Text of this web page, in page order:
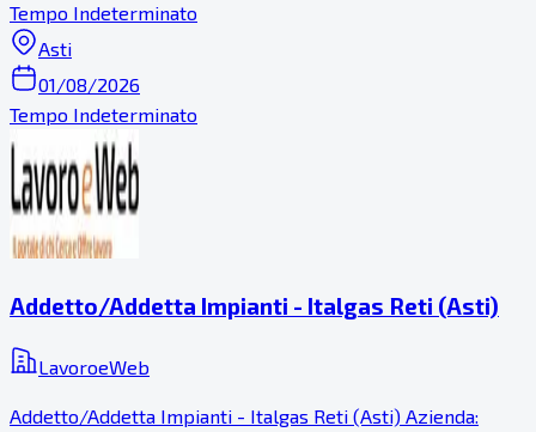
Tempo Indeterminato
Asti
01/08/2026
Tempo Indeterminato
Addetto/Addetta Impianti - Italgas Reti (Asti)
LavoroeWeb
Addetto/Addetta Impianti - Italgas Reti (Asti) Azienda: